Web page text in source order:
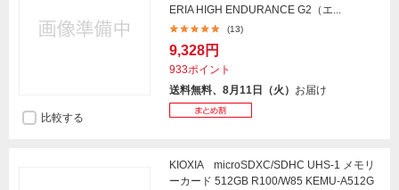
ERIA HIGH ENDURANCE G2（エ...
(13)
9,328円
933ポイント
送料無料、8月11日（火） お届け
比較する
KIOXIA microSDXC/SDHC UHS-1 メモリ
ーカード 512GB R100/W85 KEMU-A512G